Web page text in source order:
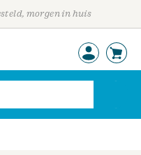
morgen in huis